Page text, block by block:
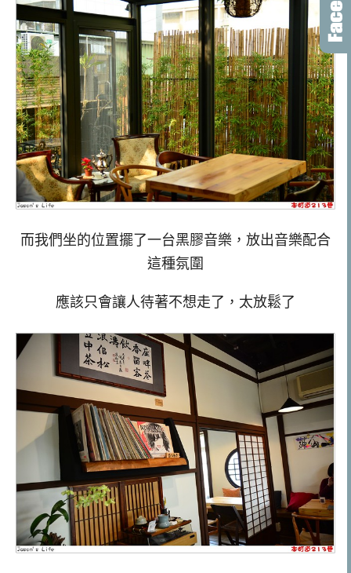
而我們坐的位置擺了一台黑膠音樂，放出音樂配合
這種氛圍
應該只會讓人待著不想走了，太放鬆了